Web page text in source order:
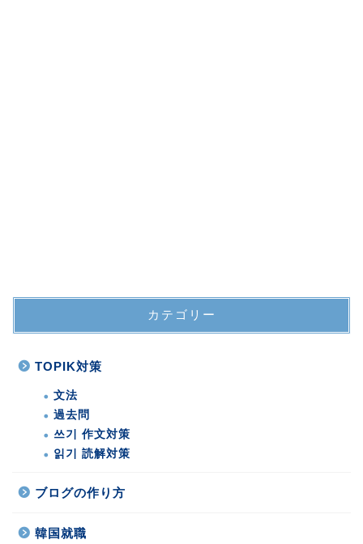
カテゴリー
TOPIK対策
文法
過去問
쓰기 作文対策
읽기 読解対策
ブログの作り方
韓国就職